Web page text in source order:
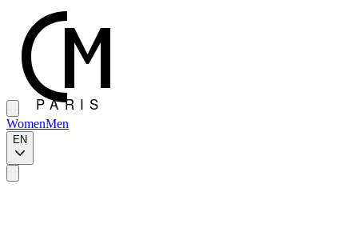
WomenMen
EN